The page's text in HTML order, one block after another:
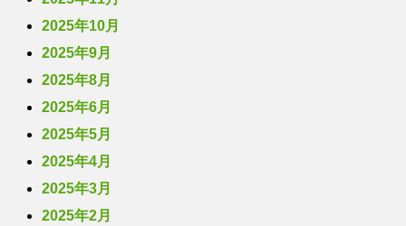
2025年10月
2025年9月
2025年8月
2025年6月
2025年5月
2025年4月
2025年3月
2025年2月